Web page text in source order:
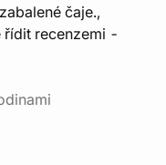
čaje.,
řídit recenzemi -